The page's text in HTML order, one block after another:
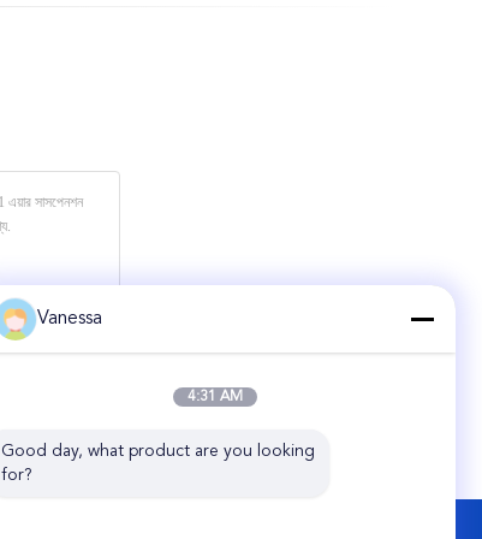
Vanessa
4:31 AM
Good day, what product are you looking
for?